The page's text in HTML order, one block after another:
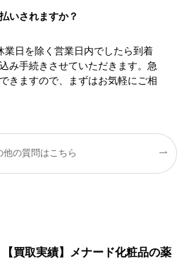
いされますか？
業日を除く営業日内でしたら到着
み手続きさせていただきます。急
きますので、まずはお気軽にご相
他の質問はこちら
【買取実績】メナード化粧品の薬